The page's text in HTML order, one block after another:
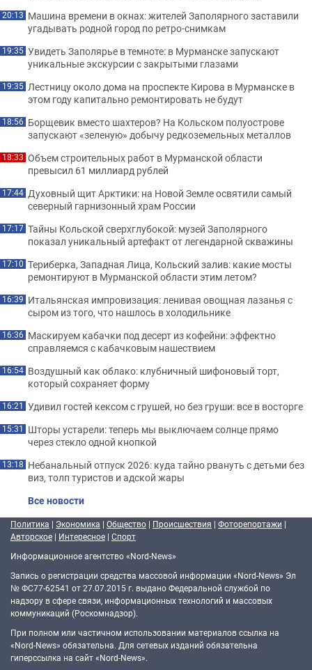
20:13 Машина времени в окнах: жителей Заполярного заставили
угадывать родной город по ретро-снимкам
19:35 Увидеть Заполярье в темноте: в Мурманске запускают
уникальные экскурсии с закрытыми глазами
19:35 Лестницу около дома на проспекте Кирова в Мурманске в
этом году капитально ремонтировать не будут
18:56 Борщевик вместо шахтеров? На Кольском полуострове
запускают «зеленую» добычу редкоземельных металлов
18:33 Объем строительных работ в Мурманской области
превысил 61 миллиард рублей
17:44 Духовный щит Арктики: на Новой Земле освятили самый
северный гарнизонный храм России
17:17 Тайны Кольской сверхглубокой: музей Заполярного
показал уникальный артефакт от легендарной скважины
17:10 Териберка, Западная Лица, Кольский залив: какие мосты
ремонтируют в Мурманской области этим летом?
16:39 Итальянская импровизация: ленивая овощная лазанья с
сыром из того, что нашлось в холодильнике
16:36 Маскируем кабачки под десерт из кофейни: эффектно
справляемся с кабачковым нашествием
16:54 Воздушный как облако: клубничный шифоновый торт,
который сохраняет форму
16:21 Удивил гостей кексом с грушей, но без груши: все в восторге
15:31 Шторы устарели: теперь мы выключаем солнце прямо
через стекло одной кнопкой
13:18 Небанальный отпуск 2026: куда тайно рвануть с детьми без
виз, толп туристов и адской жары
Все новости
Политика | Экономика | Общество | Происшествия | Фоторепортажи |
Авторское | Интересное | Спорт
Информационное агентство «Nord-News»
Запись о регистрации средства массовой информации «Nord-News» Эл
№ ФС77-62541 от 27.07.2015 г. выдано Федеральной службой по
надзору в сфере связи, информационных технологий и массовых
коммуникаций (Роскомнадзор).
При полном или частичном использовании материалов ссылка на
«Nord-News» обязательна. Для сетевых изданий обязательна
гиперссылка на сайт «Nord-News».